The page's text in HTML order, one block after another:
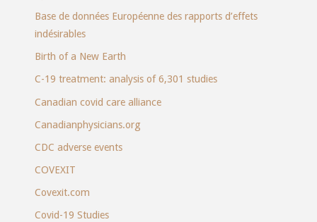
Base de données Européenne des rapports d’effets
indésirables
Birth of a New Earth
C-19 treatment: analysis of 6,301 studies
Canadian covid care alliance
Canadianphysicians.org
CDC adverse events
COVEXIT
Covexit.com
Covid-19 Studies